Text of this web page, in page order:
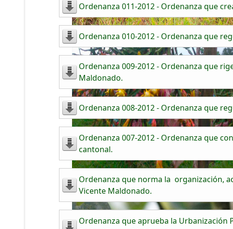
Ordenanza 011-2012 - Ordenanza que
Ordenanza 010-2012 - Ordenanza que
Ordenanza 009-2012 - Ordenanza que
Maldonado.
Ordenanza 008-2012 - Ordenanza que
Ordenanza 007-2012 - Ordenanza que
cantonal.
Ordenanza que norma la organización,
Vicente Maldonado.
Ordenanza que aprueba la Urbanización